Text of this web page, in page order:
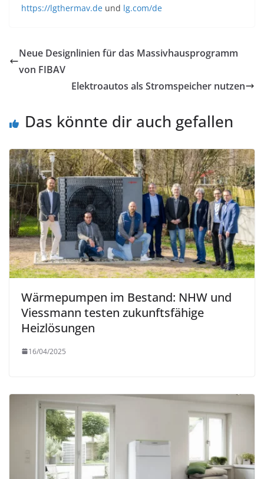
https://lgthermav.de und lg.com/de
Neue Designlinien für das Massivhausprogramm
von FIBAV
Elektroautos als Stromspeicher nutzen
Das könnte dir auch gefallen
Wärmepumpen im Bestand: NHW und
Viessmann testen zukunftsfähige
Heizlösungen
16/04/2025